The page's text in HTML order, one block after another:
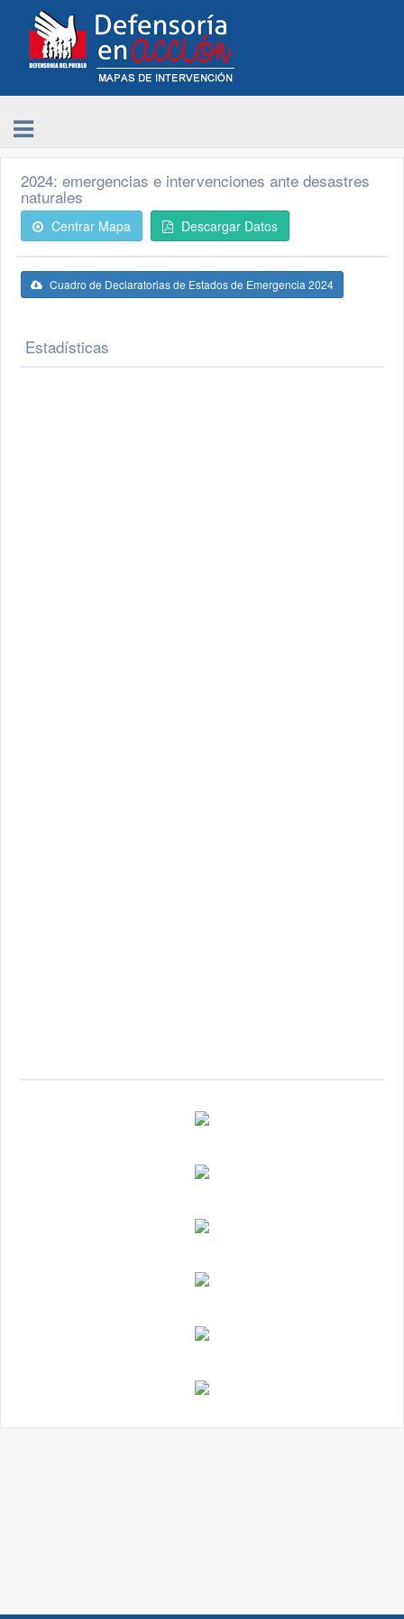
2024: emergencias e intervenciones ante desastres
naturales
Centrar Mapa Descargar Datos
Cuadro de Declaratorias de Estados de Emergencia 2024
Estadísticas